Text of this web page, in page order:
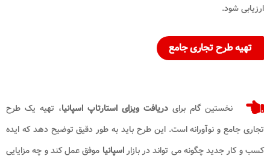
ارزیابی شود.
تهیه طرح تجاری جامع
نخستین گام برای دریافت ویزای استارتاپ اسپانیا، تهیه یک طرح
تجاری جامع و نوآورانه است. این طرح باید به طور دقیق توضیح دهد که ایده
کسب و کار جدید چگونه می تواند در بازاراسپانیا موفق عمل کند و چه مزایایی